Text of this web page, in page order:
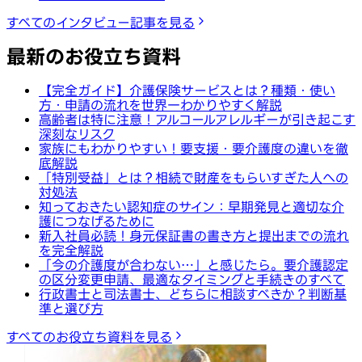
すべてのインタビュー記事を見る
最新のお役立ち資料
【完全ガイド】介護保険サービスとは？種類・使い
方・申請の流れを世界一わかりやすく解説
高齢者は特に注意！アルコールアレルギーが引き起こす
深刻なリスク
家族にもわかりやすい！要支援・要介護度の違いを徹
底解説
「特別受益」とは？相続で財産をもらいすぎた人への
対処法
知っておきたい認知症のサイン：早期発見と適切な介
護につなげるために
新入社員必読！身元保証書の書き方と提出までの流れ
を完全解説
「今の介護度が合わない…」と感じたら。要介護認定
の区分変更申請、最適なタイミングと手続きのすべて
行政書士と司法書士、どちらに相談すべきか？判断基
準と選び方
すべてのお役立ち資料を見る